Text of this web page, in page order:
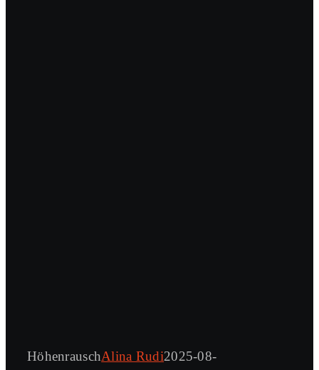
HöhenrauschAlina Rudi2025-08-